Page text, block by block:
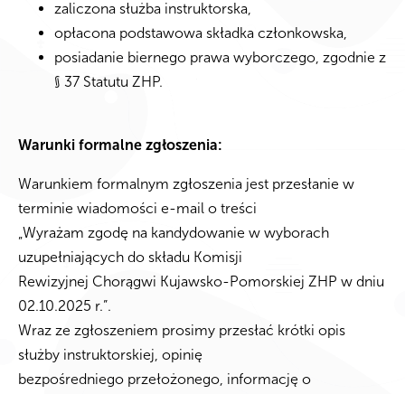
zaliczona służba instruktorska,
opłacona podstawowa składka członkowska,
posiadanie biernego prawa wyborczego, zgodnie z
§ 37 Statutu ZHP.
Warunki formalne zgłoszenia:
Warunkiem formalnym zgłoszenia jest przesłanie w
terminie wiadomości e-mail o treści
„Wyrażam zgodę na kandydowanie w wyborach
uzupełniających do składu Komisji
Rewizyjnej Chorągwi Kujawsko-Pomorskiej ZHP w dniu
02.10.2025 r.”.
Wraz ze zgłoszeniem prosimy przesłać krótki opis
służby instruktorskiej, opinię
bezpośredniego przełożonego, informację o